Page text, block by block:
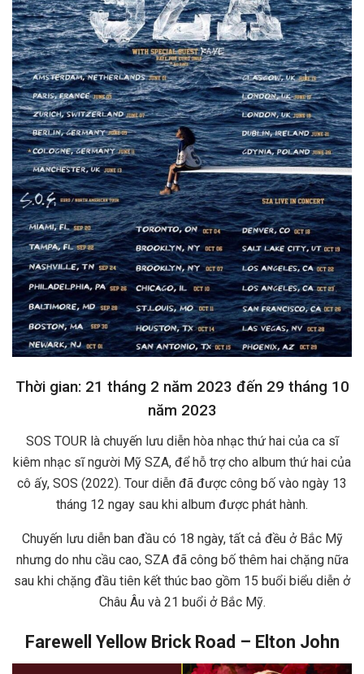
Thời gian: 21 tháng 2 năm 2023 đến 29 tháng 10
năm 2023
SOS TOUR là chuyến lưu diễn hòa nhạc thứ hai của ca sĩ
kiêm nhạc sĩ người Mỹ SZA, để hỗ trợ cho album thứ hai của
cô ấy, SOS (2022). Tour diễn đã được công bố vào ngày 13
tháng 12 ngay sau khi album được phát hành.
Chuyến lưu diễn ban đầu có 18 ngày, tất cả đều ở Bắc Mỹ
nhưng do nhu cầu cao, SZA đã công bố thêm hai chặng nữa
sau khi chặng đầu tiên kết thúc bao gồm 15 buổi biểu diễn ở
Châu Âu và 21 buổi ở Bắc Mỹ.
Farewell Yellow Brick Road – Elton John